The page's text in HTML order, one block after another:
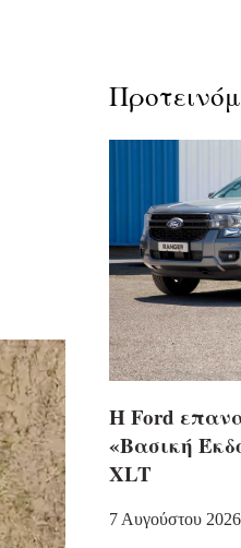
Η Ford
«Βασική
XLT
7 Αυγούστου 2026